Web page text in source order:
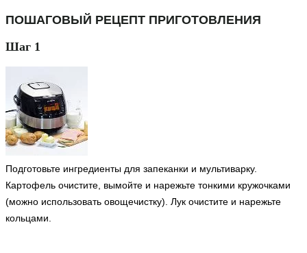
ПОШАГОВЫЙ РЕЦЕПТ ПРИГОТОВЛЕНИЯ
Шаг 1
Подготовьте ингредиенты для запеканки и мультиварку.
Картофель очистите, вымойте и нарежьте тонкими кружочками
(можно использовать овощечистку). Лук очистите и нарежьте
кольцами.